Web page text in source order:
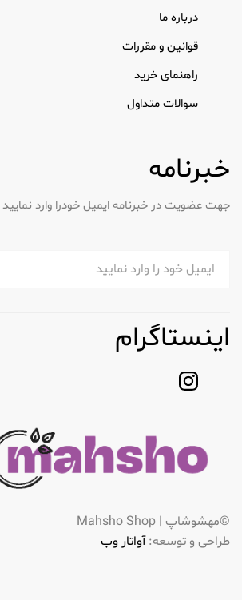
درباره ما
قوانین و مقررات
راهنمای خرید
سوالات متداول
خبرنامه
جهت عضویت در خبرنامه ایمیل خودرا وارد نمایید
اینستاگرام
©مهشوشاپ | Mahsho Shop
طراحی و توسعه:آواتار وب